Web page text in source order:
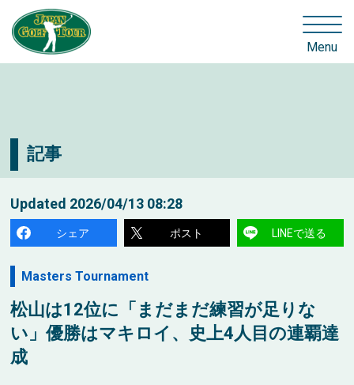
Menu
記事
Updated 2026/04/13 08:28
シェア ポスト LINEで送る
Masters Tournament
松山は12位に「まだまだ練習が足りな
い」優勝はマキロイ、史上4人目の連覇達
成